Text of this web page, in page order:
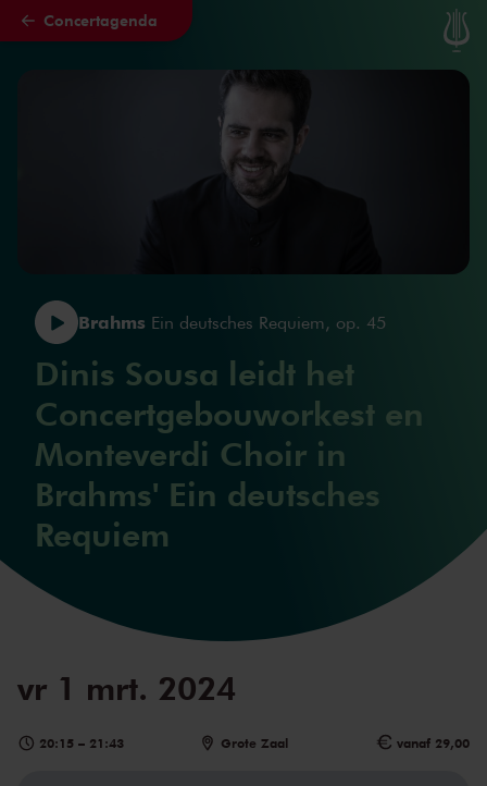
Naar hoofdcontent
Concertagenda
Brahms Ein deutsches Requiem, op. 45
Dinis Sousa leidt het
Concertgebouworkest en
Monteverdi Choir in
Brahms' Ein deutsches
Requiem
vr 1 mrt. 2024
20:15 – 21:43 Grote Zaal vanaf 29,00